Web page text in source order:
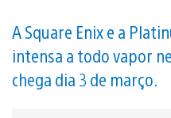
A Square Enix e a
intensa a todo vapor
chega dia 3 de março.